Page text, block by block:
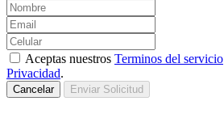
Aceptas nuestros Terminos del servicio
Privacidad.
Cancelar Enviar Solicitud